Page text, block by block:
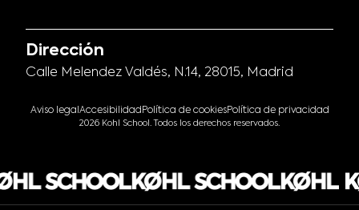
Dirección
Calle Melendez Valdés, N.14, 28015, Madrid
2026 Kohl School. Todos los derechos reservados.
Aviso legal AccesibilidadPolítica de cookiesPolítica de privacidad